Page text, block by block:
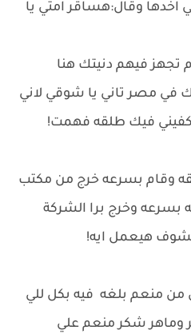
اخدها وقال:هساقر امتي يا
تجهز فيهم دنيتك هنا
مصر تاني يا شوقي لاني
فيك طلقه فهمت!
وقام بسرعه خرج من مكتب
بسرعه وخرج برا الشركة
هيعمل ايه!
من منعم بلغه فيه بكل للي
وماهر شكر منعم علي